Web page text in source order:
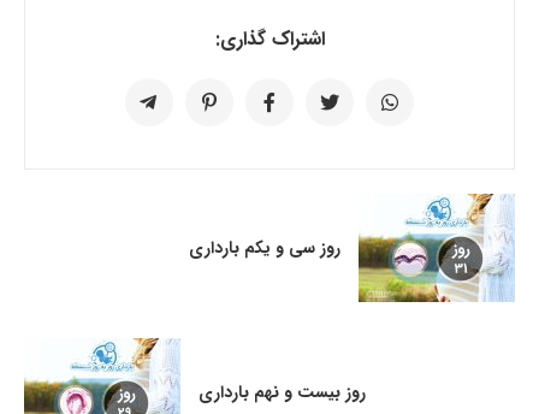
اشتراک گذاری:
روز سی و یکم بارداری
روز بیست و نهم بارداری